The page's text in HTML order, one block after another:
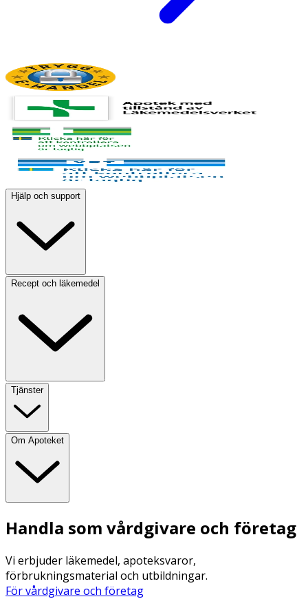
Hjälp och support
Recept och läkemedel
Tjänster
Om Apoteket
Handla som vårdgivare och företag
Vi erbjuder läkemedel, apoteksvaror,
förbrukningsmaterial och utbildningar.
För vårdgivare och företag